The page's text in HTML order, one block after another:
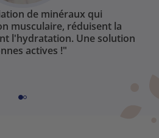
de minéraux qui
musculaire, réduisent la
l'hydratation. Une solution
actives !"